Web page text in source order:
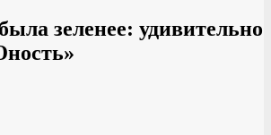
зеленее: удивительно